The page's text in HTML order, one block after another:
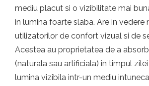
mediu placut si o vizibilitate mai
in lumina foarte slaba. Are in vedere
utilizatorilor de confort vizual si de
Acestea au proprietatea de a
(naturala sau artificiala) in timpul
lumina vizibila intr-un mediu